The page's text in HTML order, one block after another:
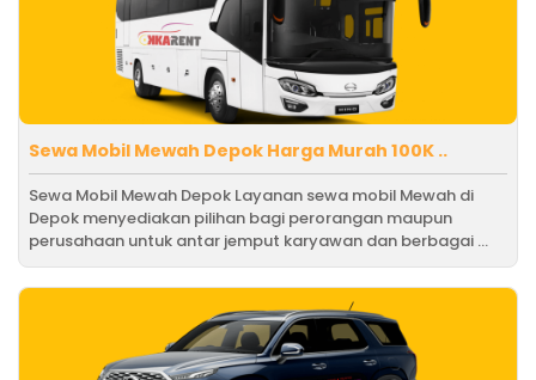
Sewa Mobil Mewah Depok Harga Murah 100K ..
Sewa Mobil Mewah Depok Layanan sewa mobil Mewah di
Depok menyediakan pilihan bagi perorangan maupun
perusahaan untuk antar jemput karyawan dan berbagai ...